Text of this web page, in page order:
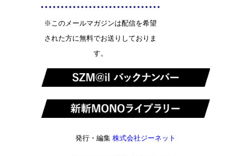
※このメールマガジンは配信を希望
された方に無料でお送りしておりま
す。
発行・編集株式会社ジーネット